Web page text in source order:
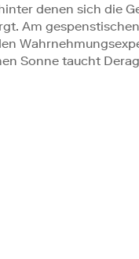
denen sich die
Am
Sonne taucht